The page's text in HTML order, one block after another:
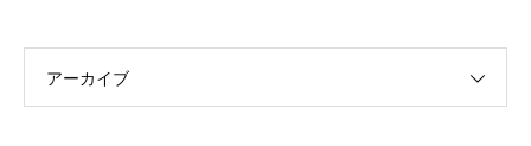
アーカイブ